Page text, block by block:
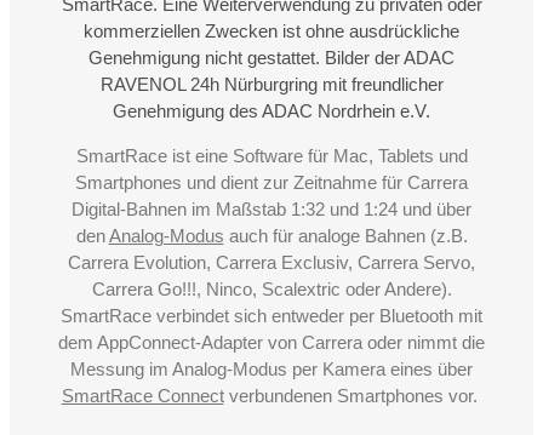
SmartRace. Eine Weiterverwendung zu privaten oder
kommerziellen Zwecken ist ohne ausdrückliche
Genehmigung nicht gestattet. Bilder der ADAC
RAVENOL 24h Nürburgring mit freundlicher
Genehmigung des ADAC Nordrhein e.V.
SmartRace ist eine Software für Mac, Tablets und
Smartphones und dient zur Zeitnahme für Carrera
Digital-Bahnen im Maßstab 1:32 und 1:24 und über
denAnalog-Modus auch für analoge Bahnen (z.B.
Carrera Evolution, Carrera Exclusiv, Carrera Servo,
Carrera Go!!!, Ninco, Scalextric oder Andere).
SmartRace verbindet sich entweder per Bluetooth mit
dem AppConnect-Adapter von Carrera oder nimmt die
Messung im Analog-Modus per Kamera eines über
SmartRace Connectverbundenen Smartphones vor.